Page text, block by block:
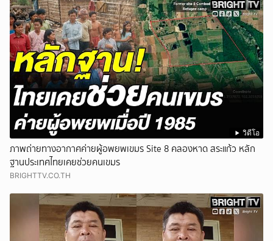
วิดีโอ
ภาพถ่ายทางอากาศค่ายผู้อพยพเขมร Site 8 คลองหาด สระแก้ว หลัก
ฐานประเทศไทยเคยช่วยคนเขมร
BRIGHTTV.CO.TH